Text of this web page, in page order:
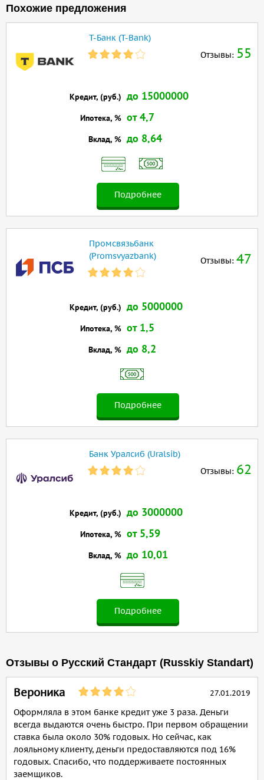
Похожие предложения
Т-Банк (T-Bank)
Отзывы: 55
Подробнее
Кредит, (руб.) до 15000000
Ипотека, % от 4,7
Вклад, % до 8,64
Промсвязьбанк
(Promsvyazbank)
Отзывы: 47
Подробнее
Кредит, (руб.) до 5000000
Ипотека, % от 1,5
Вклад, % до 8,2
Банк Уралсиб (Uralsib)
Отзывы: 62
Подробнее
Кредит, (руб.) до 3000000
Ипотека, % от 5,59
Вклад, % до 10,01
Отзывы о Русский Стандарт (Russkiy Standart)
Вероника 27.01.2019
Оформляла в этом банке кредит уже 3 раза. Деньги
всегда выдаются очень быстро. При первом обращении
ставка была около 30% годовых. Но сейчас, как
лояльному клиенту, деньги предоставляются под 16%
годовых. Спасибо, что поддерживаете постоянных
заемщиков.